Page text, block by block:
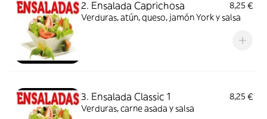
2. Ensalada Caprichosa
8,25 €
Verduras, atún, queso, jamón York y salsa
3. Ensalada Classic 1
8,25 €
Verduras, carne asada y salsa